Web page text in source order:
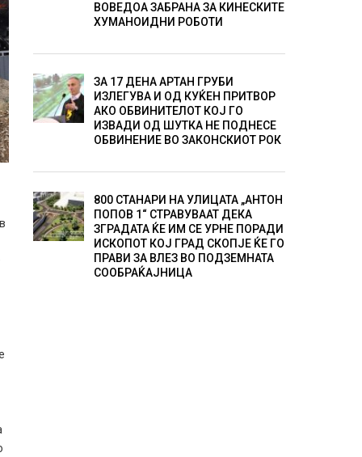
ВОВЕДОА ЗАБРАНА ЗА КИНЕСКИТЕ
ХУМАНОИДНИ РОБОТИ
ЗА 17 ДЕНА АРТАН ГРУБИ
ИЗЛЕГУВА И ОД КУЌЕН ПРИТВОР
АКО ОБВИНИТЕЛОТ КОЈ ГО
ИЗВАДИ ОД ШУТКА НЕ ПОДНЕСЕ
ОБВИНЕНИЕ ВО ЗАКОНСКИОТ РОК
800 СТАНАРИ НА УЛИЦАТА „АНТОН
ПОПОВ 1“ СТРАВУВААТ ДЕКА
ЗГРАДАТА ЌЕ ИМ СЕ УРНЕ ПОРАДИ
ИСКОПОТ КОЈ ГРАД СКОПЈЕ ЌЕ ГО
ПРАВИ ЗА ВЛЕЗ ВО ПОДЗЕМНАТА
СООБРАЌАЈНИЦА